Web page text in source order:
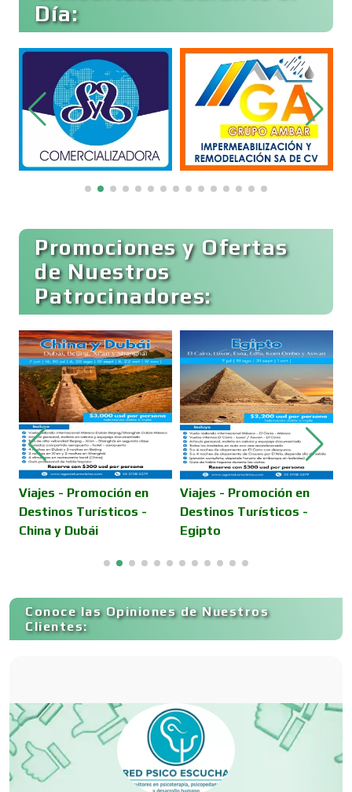
Belleza
Bordados y Estampados
Cafeterías
Cajas de Ahorro
Cámaras de Comercio
Camiones para Fletes
Cancelería de Aluminio
Capacitación
Carpinterías
Centros Comerciales
Día:
Promociones y Ofertas
de Nuestros
Patrocinadores:
Viajes - Promoción en
Destinos Turísticos -
China y Dubái
Viajes - Promoción en
Destinos Turísticos -
Egipto
Conoce las Opiniones de Nuestros
Clientes: